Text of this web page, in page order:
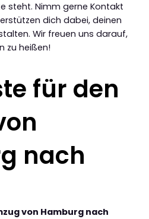
steht. Nimm gerne Kontakt
dich dabei, deinen
Wir freuen uns darauf,
zu heißen!
für den
nach
von Hamburg nach